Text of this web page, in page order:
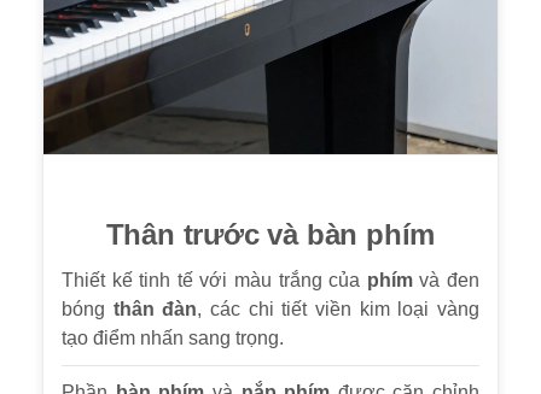
Thân trước và bàn phím
Thiết kế tinh tế với màu trắng của phímvà đen
bóng thân đàn, các chi tiết viền kim loại vàng
tạo điểm nhấn sang trọng.